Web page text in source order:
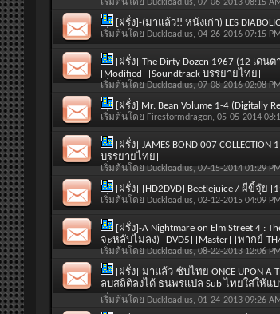
เริ่มต้นโดย Duckload.us, 07-06-2013 08:15
[ฝรั่ง]-(มาแล้ว!! หนังเก่า) LES
เริ่มต้นโดย Duckload.us, 04-26-2016 07:15 PM
[ฝรั่ง]-The Dirty Dozen 1967 (12 เด
[Modified]-[Soundtrack บรรยายไทย]
เริ่มต้นโดย Duckload.us, 07-08-2016 02:08 PM
[ฝรั่ง] Mr. Bean Volume 1-4 (Digitally
เริ่มต้นโดย Firestormdragon, 05-05-2014
[ฝรั่ง]-JAMES BOND 007
บรรยายไทย]
เริ่มต้นโดย Duckload.us, 07-15-2014 01:29 PM
[ฝรั่ง]-[HD2DVD] Beetlejuice / ผีขี้จุ๊ย
เริ่มต้นโดย Duckload.us, 02-12-2015 04:09 PM
[ฝรั่ง]-A Nightmare on Elm Street 4
จะหลับไม่ลง)-[DVD5] [Master]-[พากย์-TH/
เริ่มต้นโดย Duckload.us, 08-22-2013 12:06 PM
[ฝรั่ง]-มาแล้ว-ซับไทย ONCE UPON
ลบสถิติลงได้ ธนพรแปล Sub ไทยใส่ให้แบ
เริ่มต้นโดย Duckload.us, 01-24-2013 09:26